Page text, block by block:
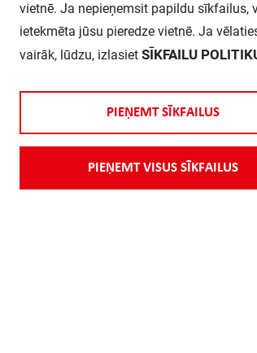
Milwaukee
vietnē. Ja nepieņemsit papildu sīkfailus,
ietekmēta jūsu pieredze vietnē. Ja
vairāk, lūdzu, izlasiet SĪKFAILU
PI EŅEMT SĪ KFAI LUS
PI EŅEMT VI SUS SĪ KFAI LUS